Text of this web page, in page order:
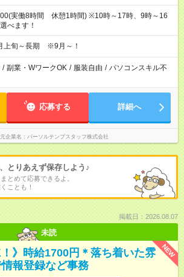
実働8時間 休憩1時間) ※10時～17時、9時～16
べます！
上旬～長期 ※9月～！
/ 副業・WワークOK / 服装自由 / パソコンスキル不
応募する 詳細へ
企業名 パーソルテンプスタッフ株式会社
とりあえず保存しよう♪
とめて応募できるよ。
ことも！
掲載日：2026.08.07
未読
NEW
！》時給1700円＊落ち着いた雰
報登録など事務